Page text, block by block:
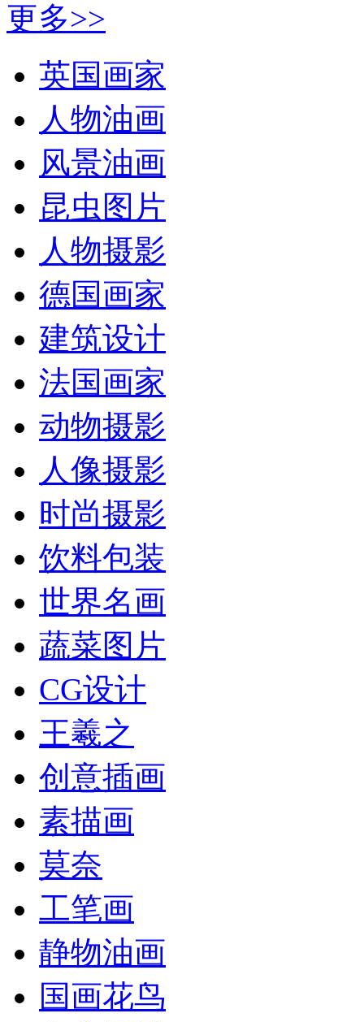
更多>>
英国画家
人物油画
风景油画
昆虫图片
人物摄影
德国画家
建筑设计
法国画家
动物摄影
人像摄影
时尚摄影
饮料包装
世界名画
蔬菜图片
CG设计
王羲之
创意插画
素描画
莫奈
工笔画
静物油画
国画花鸟